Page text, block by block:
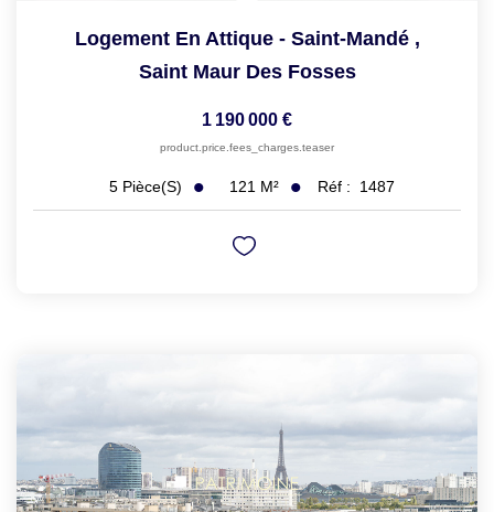
Logement En Attique - Saint-Mandé ,
Saint Maur Des Fosses
1 190 000 €
product.price.fees_charges.teaser
5 Pièce(s) 121 M² Réf : 1487